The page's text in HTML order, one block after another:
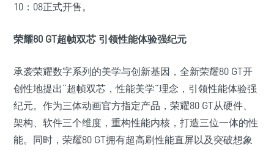
10：08正式开售。
荣耀80 GT超帧双芯 引领性能体验强纪元
承袭荣耀数字系列的美学与创新基因，全新荣耀80 GT开
创性地提出“超帧双芯，性能美学”理念，引领性能体验强
纪元。作为三体动画官方指定产品，荣耀80 GT从硬件、
架构、软件三个维度，重构性能内核，打造三位一体的性
能。同时，荣耀80 GT拥有超高刷性能直屏以及突破想象